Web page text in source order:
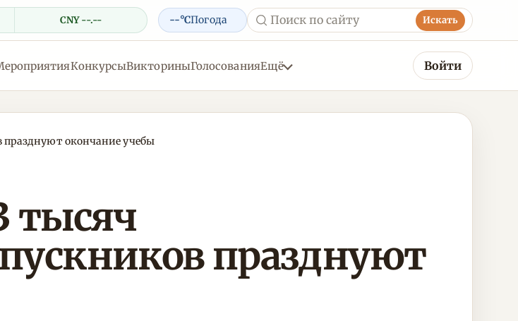
CNY --.-- --°CПогода Искать
КонкурсыВикториныГолосованияЕщё Войти
празднуют окончание учебы
тысяч
празднуют